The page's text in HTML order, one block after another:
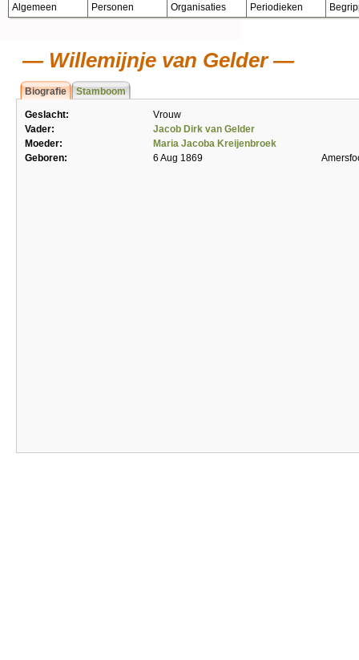
Algemeen Personen Organisaties Periodieken
Willemijnje van Gelder
Biografie Stamboom
Geslacht:
Vrouw
Vader:
Jacob Dirk van Gelder
Moeder:
Maria Jacoba Kreijenbroek
Geboren:
6 Aug 1869